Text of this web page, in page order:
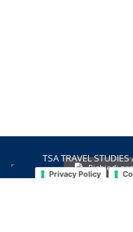
Richiedi
TSA TRAVEL
Privacy Policy